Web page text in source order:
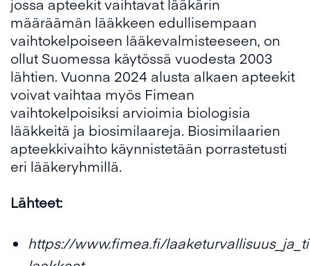
määräämän lääkkeen edullisempaan
vaihtokelpoiseen lääkevalmisteeseen, on
ollut Suomessa käytössä vuodesta 2003
lähtien. Vuonna 2024 alusta alkaen apteekit
voivat vaihtaa myös Fimean
vaihtokelpoisiksi arvioimia biologisia
lääkkeitä ja biosimilaareja. Biosimilaarien
apteekkivaihto käynnistetään porrastetusti
eri lääkeryhmillä.
Lähteet:
https://www.fimea.fi/